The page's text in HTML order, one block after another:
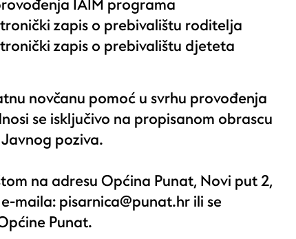
IAIM programa
zapis o prebivalištu roditelja
zapis o prebivalištu djeteta
novčanu pomoć u svrhu provođenja
se isključivo na propisanom obrascu
poziva.
na adresu Općina Punat, Novi put 2,
maila: pisarnica@punat.hr ili se
Punat.